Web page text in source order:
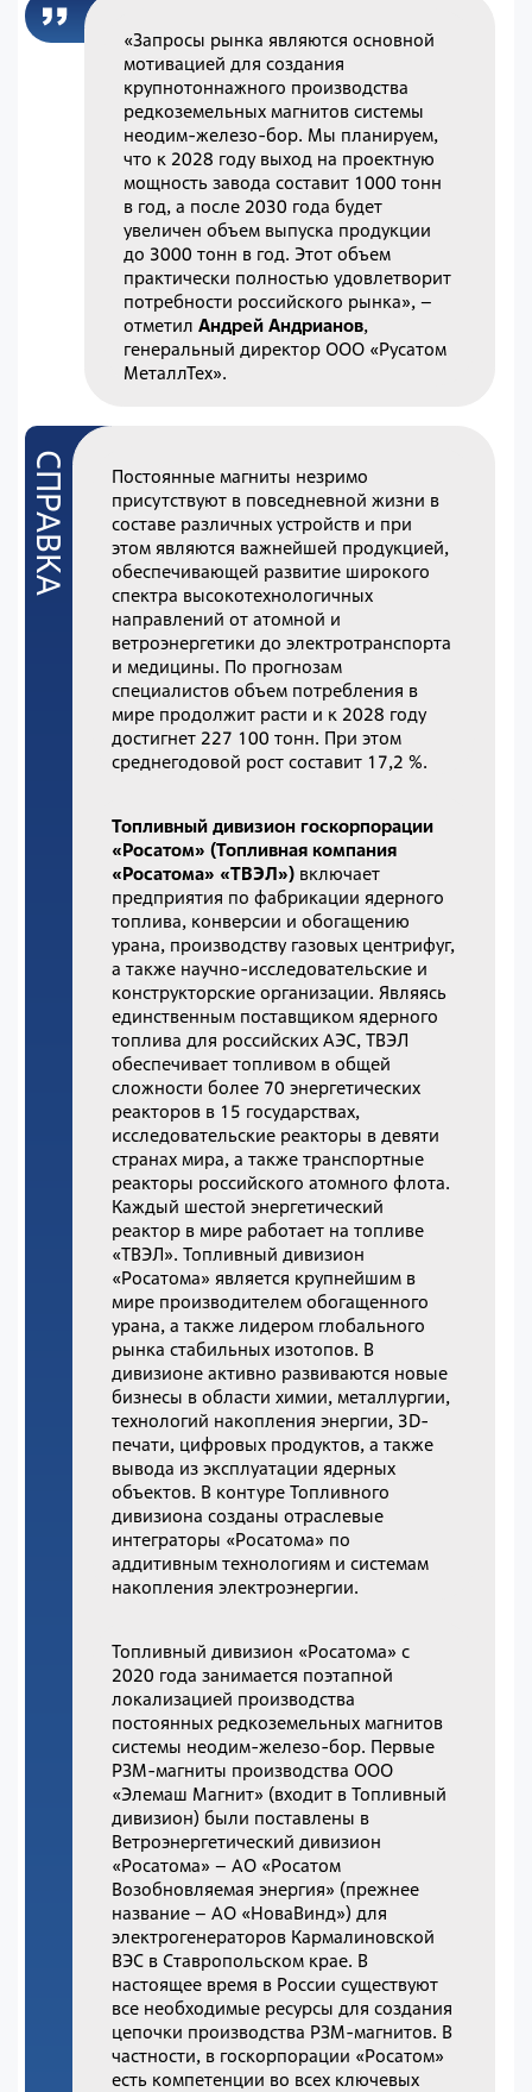
«Запросы рынка являются основной
мотивацией для создания
крупнотоннажного производства
редкоземельных магнитов системы
неодим-железо-бор. Мы планируем,
что к 2028 году выход на проектную
мощность завода составит 1000 тонн
в год, а после 2030 года будет
увеличен объем выпуска продукции
до 3000 тонн в год. Этот объем
практически полностью удовлетворит
потребности российского рынка», –
отметилАндрей Андрианов,
генеральный директор ООО «Русатом
МеталлТех».
Постоянные магниты незримо
присутствуют в повседневной жизни в
составе различных устройств и при
этом являются важнейшей продукцией,
обеспечивающей развитие широкого
спектра высокотехнологичных
направлений от атомной и
ветроэнергетики до электротранспорта
и медицины. По прогнозам
специалистов объем потребления в
мире продолжит расти и к 2028 году
достигнет 227 100 тонн. При этом
среднегодовой рост составит 17,2 %.
Топливный дивизион госкорпорации
«Росатом» (Топливная компания
«Росатома» «ТВЭЛ») включает
предприятия по фабрикации ядерного
топлива, конверсии и обогащению
урана, производству газовых центрифуг,
а также научно-исследовательские и
конструкторские организации. Являясь
единственным поставщиком ядерного
топлива для российских АЭС, ТВЭЛ
обеспечивает топливом в общей
сложности более 70 энергетических
реакторов в 15 государствах,
исследовательские реакторы в девяти
странах мира, а также транспортные
реакторы российского атомного флота.
Каждый шестой энергетический
реактор в мире работает на топливе
«ТВЭЛ». Топливный дивизион
«Росатома» является крупнейшим в
мире производителем обогащенного
урана, а также лидером глобального
рынка стабильных изотопов. В
дивизионе активно развиваются новые
бизнесы в области химии, металлургии,
технологий накопления энергии, 3D-
печати, цифровых продуктов, а также
вывода из эксплуатации ядерных
объектов. В контуре Топливного
дивизиона созданы отраслевые
интеграторы «Росатома» по
аддитивным технологиям и системам
накопления электроэнергии.
Топливный дивизион «Росатома» с
2020 года занимается поэтапной
локализацией производства
постоянных редкоземельных магнитов
системы неодим-железо-бор. Первые
РЗМ-магниты производства ООО
«Элемаш Магнит» (входит в Топливный
дивизион) были поставлены в
Ветроэнергетический дивизион
«Росатома» – АО «Росатом
Возобновляемая энергия» (прежнее
название – АО «НоваВинд») для
электрогенераторов Кармалиновской
ВЭС в Ставропольском крае. В
настоящее время в России существуют
все необходимые ресурсы для создания
цепочки производства РЗМ-магнитов. В
частности, в госкорпорации «Росатом»
есть компетенции во всех ключевых